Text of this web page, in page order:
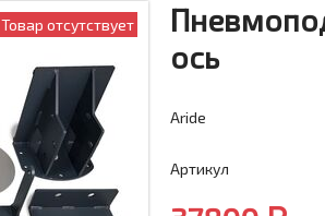
Товар отсутствует
ось
Aride
Артикул